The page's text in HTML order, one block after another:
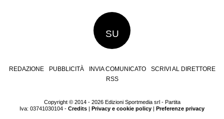
SU
REDAZIONE PUBBLICITÀ INVIA COMUNICATO
SCRIVI AL DIRETTORE
RSS
Copyright © 2014 - 2026 Edizioni Sportmedia srl - Partita
Iva: 03741030104 - Credits | Privacy e cookie policy | Preferenze privacy